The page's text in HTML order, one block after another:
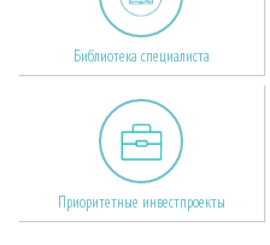
Библиотека специалиста
Приоритетные инвестпроекты